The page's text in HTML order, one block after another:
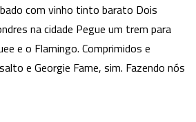
com vinho tinto barato Dois
na cidade Pegue um trem para
e o Flamingo. Comprimidos e
e Georgie Fame, sim. Fazendo nós